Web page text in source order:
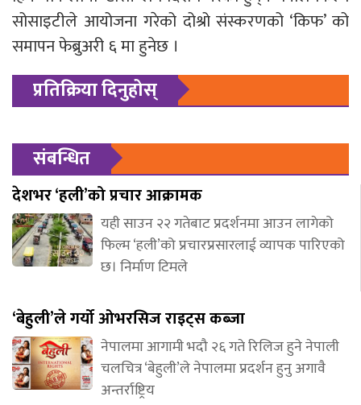
सोसाइटीले आयोजना गरेको दोश्रो संस्करणको ‘किफ’ को
समापन फेब्रुअरी ६ मा हुनेछ ।
प्रतिक्रिया दिनुहोस्
संबन्धित
देशभर ‘हली’को प्रचार आक्रामक
यही साउन २२ गतेबाट प्रदर्शनमा आउन लागेको
फिल्म ‘हली’को प्रचारप्रसारलाई व्यापक पारिएको
छ। निर्माण टिमले
‘बेहुली’ले गर्यो ओभरसिज राइट्स कब्जा
नेपालमा आगामी भदौ २६ गते रिलिज हुने नेपाली
चलचित्र ‘बेहुली’ले नेपालमा प्रदर्शन हुनु अगावै
अन्तर्राष्ट्रिय